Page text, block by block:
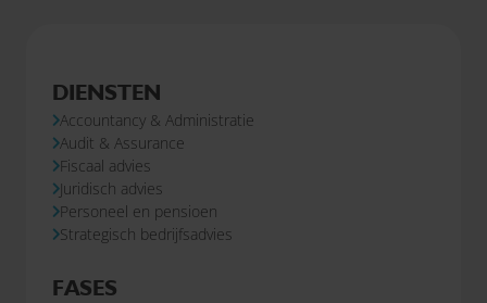
DIENSTEN
Accountancy & Administratie
Audit & Assurance
Fiscaal advies
Juridisch advies
Personeel en pensioen
Strategisch bedrijfsadvies
FASES